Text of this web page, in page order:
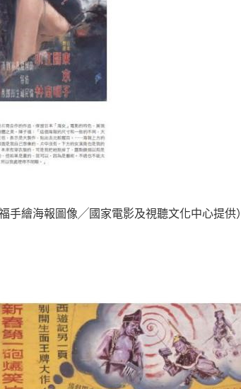
福手繪海報圖像╱國家電影及視聽文化中心提供）